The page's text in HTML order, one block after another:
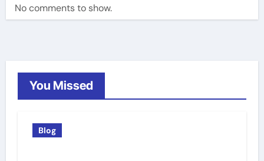
No comments to show.
You Missed
Blog